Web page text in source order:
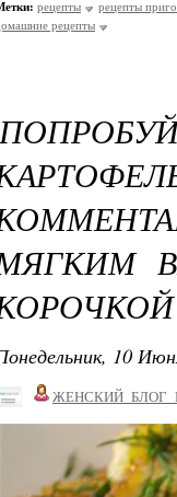
рецепты
рецепты
рецепты
10